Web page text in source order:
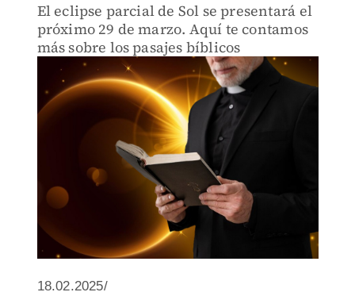
El eclipse parcial de Sol se presentará el
próximo 29 de marzo. Aquí te contamos
más sobre los pasajes bíblicos
18.02.2025/